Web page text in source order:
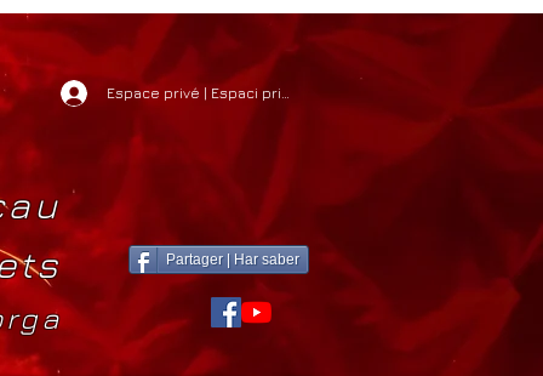
Espace privé | Espaci privat
Partager | Har saber